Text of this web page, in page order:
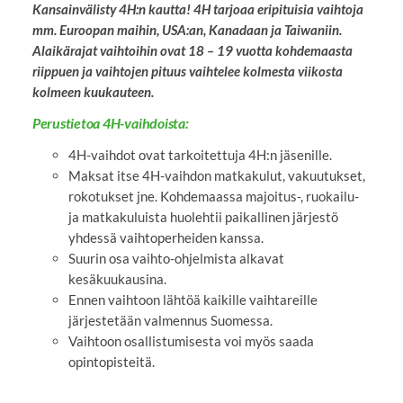
Kansainvälisty 4H:n kautta! 4H tarjoaa eripituisia vaihtoja
mm. Euroopan maihin, USA:an, Kanadaan ja Taiwaniin.
Alaikärajat vaihtoihin ovat 18 – 19 vuotta kohdemaasta
riippuen ja vaihtojen pituus vaihtelee kolmesta viikosta
kolmeen kuukauteen.
Perustietoa 4H-vaihdoista:
4H-vaihdot ovat tarkoitettuja 4H:n jäsenille.
Maksat itse 4H-vaihdon matkakulut, vakuutukset,
rokotukset jne. Kohdemaassa majoitus-, ruokailu-
ja matkakuluista huolehtii paikallinen järjestö
yhdessä vaihtoperheiden kanssa.
Suurin osa vaihto-ohjelmista alkavat
kesäkuukausina.
Ennen vaihtoon lähtöä kaikille vaihtareille
järjestetään valmennus Suomessa.
Vaihtoon osallistumisesta voi myös saada
opintopisteitä.